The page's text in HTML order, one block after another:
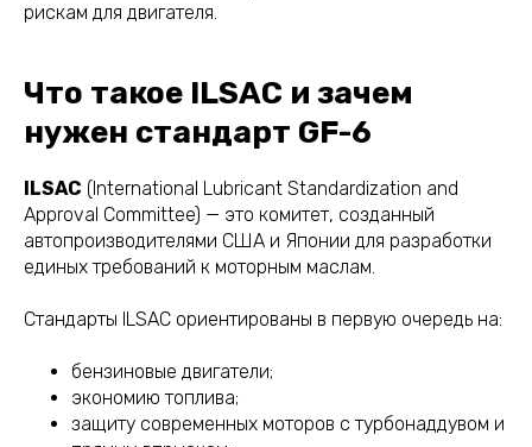
рискам для двигателя.
Что такое ILSAC и зачем
нужен стандарт GF-6
ILSAC (International Lubricant Standardization and
Approval Committee) — это комитет, созданный
автопроизводителями США и Японии для разработки
единых требований к моторным маслам.
Стандарты ILSAC ориентированы в первую очередь на:
бензиновые двигатели;
экономию топлива;
защиту современных моторов с турбонаддувом и